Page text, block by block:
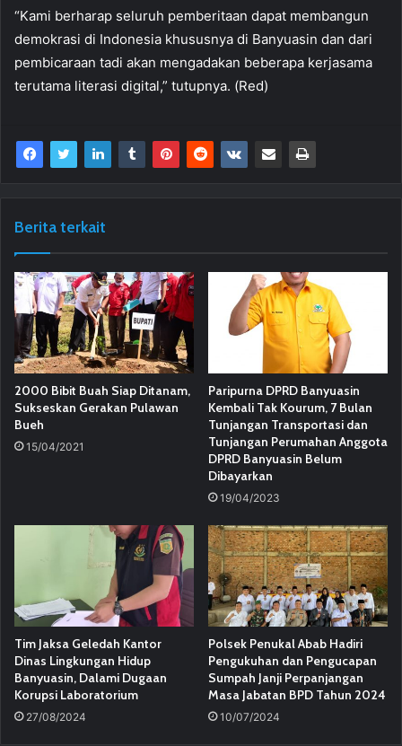
“Kami berharap seluruh pemberitaan dapat membangun
demokrasi di Indonesia khususnya di Banyuasin dan dari
pembicaraan tadi akan mengadakan beberapa kerjasama
terutama literasi digital,” tutupnya. (Red)
Berita terkait
2000 Bibit Buah Siap Ditanam,
Sukseskan Gerakan Pulawan
Bueh
15/04/2021
Paripurna DPRD Banyuasin
Kembali Tak Kourum, 7 Bulan
Tunjangan Transportasi dan
Tunjangan Perumahan Anggota
DPRD Banyuasin Belum
Dibayarkan
19/04/2023
Tim Jaksa Geledah Kantor
Dinas Lingkungan Hidup
Banyuasin, Dalami Dugaan
Korupsi Laboratorium
27/08/2024
Polsek Penukal Abab Hadiri
Pengukuhan dan Pengucapan
Sumpah Janji Perpanjangan
Masa Jabatan BPD Tahun 2024
10/07/2024